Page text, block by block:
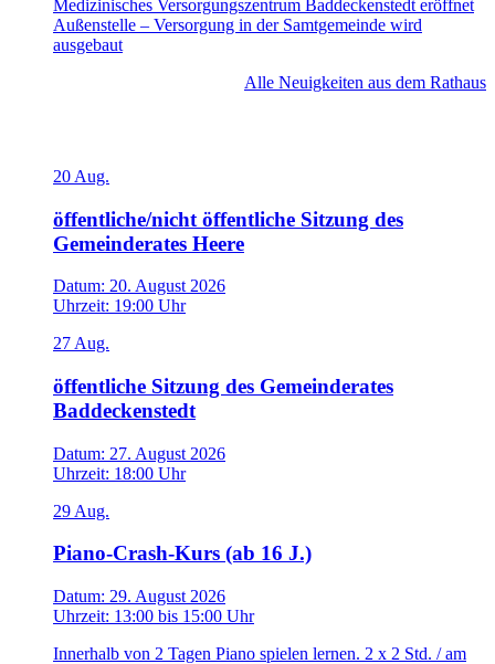
Medizinisches Versorgungszentrum Baddeckenstedt eröffnet
Außenstelle – Versorgung in der Samtgemeinde wird
ausgebaut
Alle Neuigkeiten aus dem Rathaus
20 Aug.
öffentliche/nicht öffentliche Sitzung des
Gemeinderates Heere
Datum: 20. August 2026
Uhrzeit: 19:00 Uhr
27 Aug.
öffentliche Sitzung des Gemeinderates
Baddeckenstedt
Datum: 27. August 2026
Uhrzeit: 18:00 Uhr
29 Aug.
Piano-Crash-Kurs (ab 16 J.)
Datum: 29. August 2026
Uhrzeit: 13:00 bis 15:00 Uhr
Innerhalb von 2 Tagen Piano spielen lernen. 2 x 2 Std. / am